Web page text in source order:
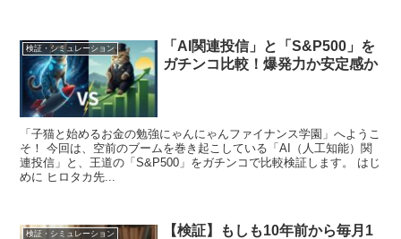
検証・シミュレーション
「AI関連投信」と「S&P500」を
ガチンコ比較！爆発力か安定感か
「子猫と始めるお金の勉強にゃんにゃんファイナンス学園」へようこ
そ！ 今回は、空前のブームを巻き起こしている「AI（人工知能）関
連投信」と、王道の「S&P500」をガチンコで比較検証します。 はじ
めに ヒロタカ先...
検証・シミュレーション
【検証】もしも10年前から毎月1